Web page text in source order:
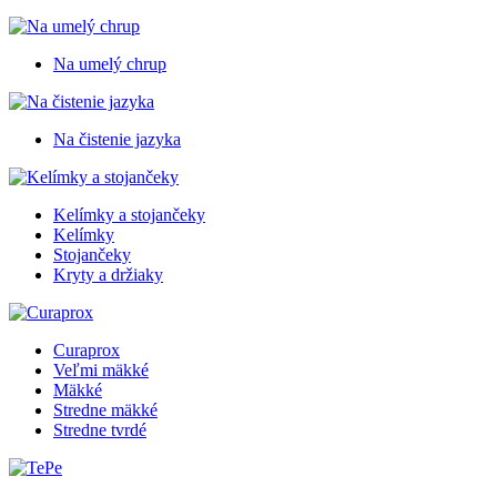
Na umelý chrup
Na čistenie jazyka
Kelímky a stojančeky
Kelímky
Stojančeky
Kryty a držiaky
Curaprox
Veľmi mäkké
Mäkké
Stredne mäkké
Stredne tvrdé